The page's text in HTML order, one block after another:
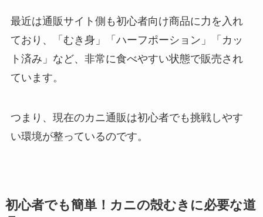
最近は通販サイト側も初心者向け商品に力を入れ
ており、「むき身」「ハーフポーション」「カッ
ト済み」など、非常に食べやすい状態で販売され
ています。
つまり、現在のカニ通販は初心者でも挑戦しやす
い環境が整っているのです。
初心者でも簡単！カニの殻むきに必要な道